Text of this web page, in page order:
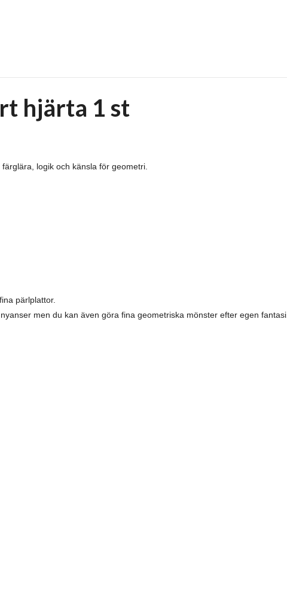
hjärta 1 st
logik och känsla för geometri.
pärlplattor.
men du kan även göra fina geometriska mönster efter egen fantasi.